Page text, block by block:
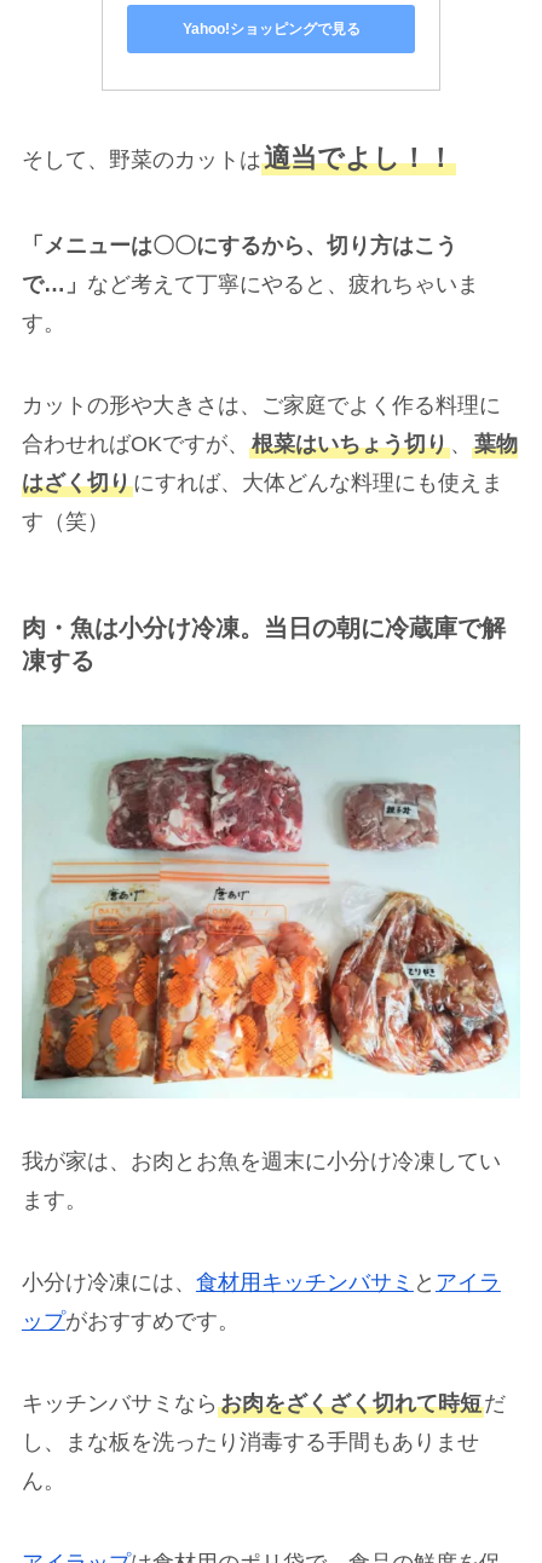
Yahoo!ショッピングで見る
そして、野菜のカットは適当でよし！！
「メニューは〇〇にするから、切り方はこう
で…」 など考えて丁寧にやると、疲れちゃいま
す。
カットの形や大きさは、ご家庭でよく作る料理に
合わせればOKですが、 根菜はいちょう切り、 葉物
はざく切りにすれば、大体どんな料理にも使えま
す（笑）
肉・魚は小分け冷凍。当日の朝に冷蔵庫で解
凍する
我が家は、お肉とお魚を週末に小分け冷凍してい
ます。
小分け冷凍には、 食材用キッチンバサミ と アイラ
ップがおすすめです。
キッチンバサミなら お肉をざくざく切れて時短だ
し、まな板を洗ったり消毒する手間もありませ
ん。